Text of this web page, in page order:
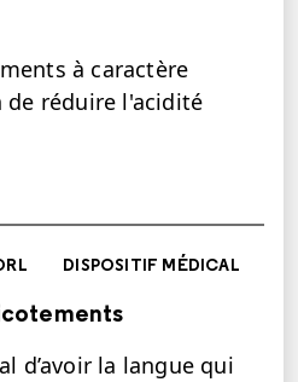
à caractère
de réduire l'acidité
DISPOSITIF MÉDICAL
d’avoir la langue qui